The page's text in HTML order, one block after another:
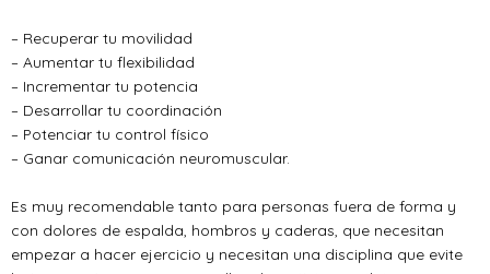
– Recuperar tu movilidad
– Aumentar tu flexibilidad
– Incrementar tu potencia
– Desarrollar tu coordinación
– Potenciar tu control físico
– Ganar comunicación neuromuscular.
Es muy recomendable tanto para personas fuera de forma y
con dolores de espalda, hombros y caderas, que necesitan
empezar a hacer ejercicio y necesitan una disciplina que evite